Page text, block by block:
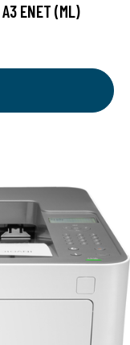
ENET (ML)